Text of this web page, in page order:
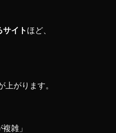
サイト ほど、
上がります。
雑」